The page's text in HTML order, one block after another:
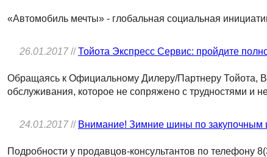
«Автомобиль мечты» - глобальная социальная
26.01.2017//Тойота Экспресс Сервис: пройдите
Обращаясь к Официальному Дилеру/Партнеру Тойота,
обслуживания, которое не сопряжено с трудностями и
24.01.2017// Внимание! Зимние шины по закупочным
Подробности у продавцов-консультантов по телефону